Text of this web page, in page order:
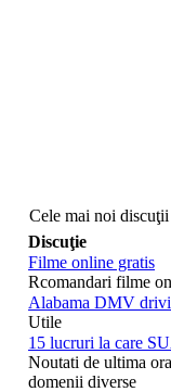
Cele mai noi
Discuţie
Filme online gratis
Rcomandari filme
Alabama DMV
Utile
15 lucruri la care
Noutati de ultima
domenii diverse